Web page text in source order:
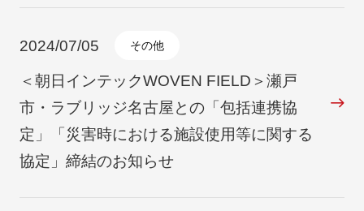
2024/07/05 その他
＜朝日インテックWOVEN FIELD＞瀬戸
市・ラブリッジ名古屋との「包括連携協
定」「災害時における施設使用等に関する
協定」締結のお知らせ